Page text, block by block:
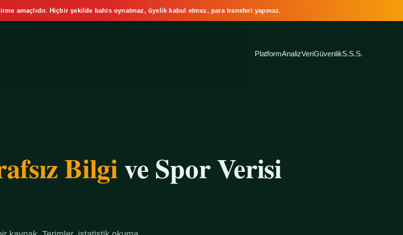
amaçlıdır. Hiçbir şekilde bahis oynatmaz, üyelik kabul etmez, para transferi yapmaz.
PlatformAnalizVeriGüvenlikS.S.S.
Bilgive Spor Verisi